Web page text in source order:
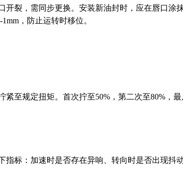
开裂，需同步更换。安装新油封时，应在唇口涂
，防止运转时移位。
紧至规定扭矩。首次拧至50%，第二次至80%，
指标：加速时是否存在异响、转向时是否出现抖